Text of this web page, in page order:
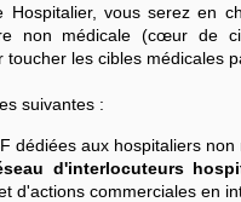
Hospitalier, vous serez en
non médicale (cœur de
les cibles médicales
suivantes :
dédiées aux hospitaliers
d'interlocuteurs
d'actions commerciales en